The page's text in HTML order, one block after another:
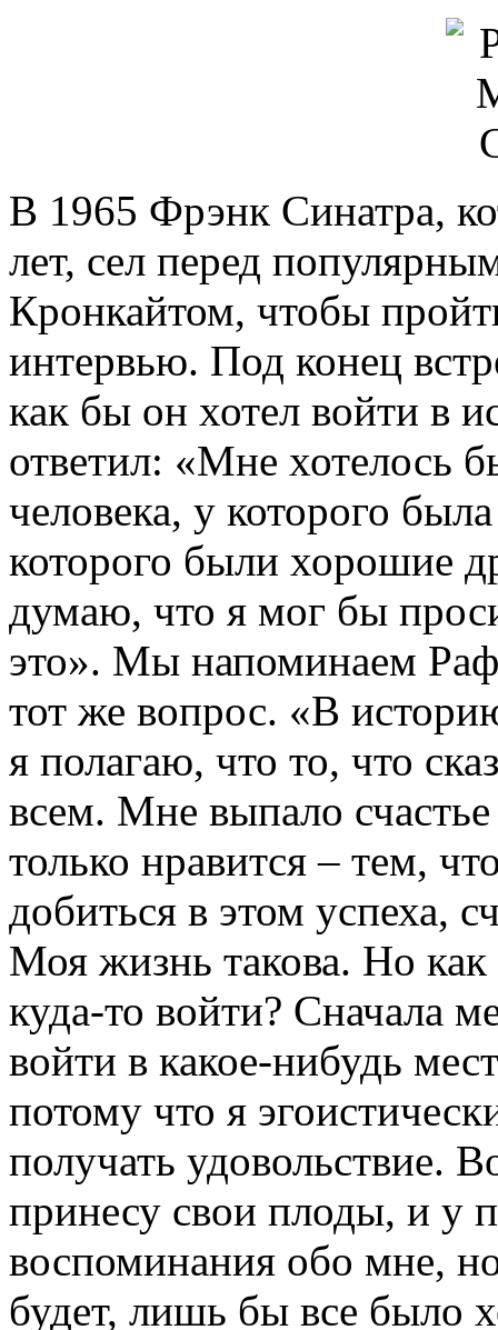
В 1965 Фрэнк Синатра,
лет, сел перед
Кронкайтом, чтобы
интервью. Под конец
как бы он хотел войти в
ответил: «Мне хотелось
человека, у которого
которого были хорошие
думаю, что я мог бы
это». Мы напоминаем
тот же вопрос. «В
я полагаю, что то, что
всем. Мне выпало
только нравится – тем,
добиться в этом успеха,
Моя жизнь такова. Но
куда-то войти? Сначала
войти в какое-нибудь
потому что я
получать удовольствие.
принесу свои плоды, и у
воспоминания обо мне,
будет, лишь бы все было